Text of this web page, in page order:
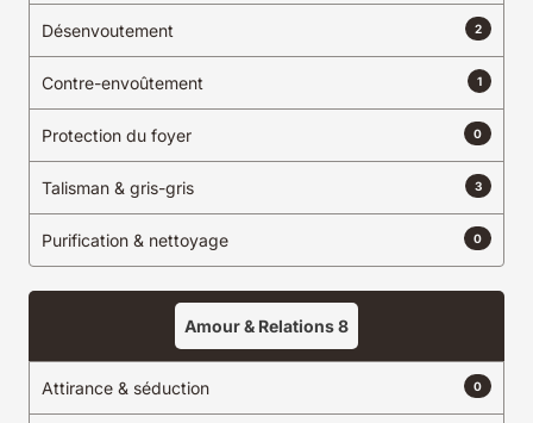
Désenvoutement 2
Contre-envoûtement 1
Protection du foyer 0
Talisman & gris-gris 3
Purification & nettoyage 0
Amour & Relations8
Attirance & séduction 0